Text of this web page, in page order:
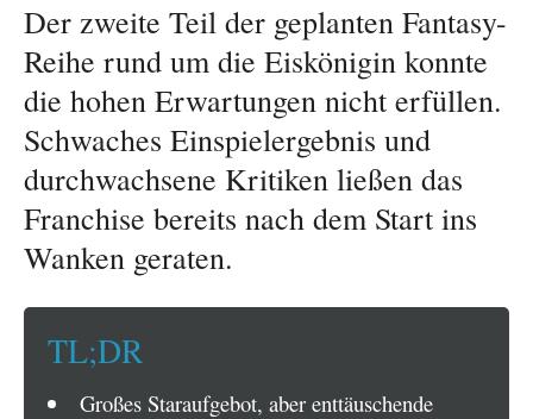
Der zweite Teil der geplanten Fantasy-
Reihe rund um die Eiskönigin konnte
die hohen Erwartungen nicht erfüllen.
Schwaches Einspielergebnis und
durchwachsene Kritiken ließen das
Franchise bereits nach dem Start ins
Wanken geraten.
TL;DR
Großes Staraufgebot, aber enttäuschende